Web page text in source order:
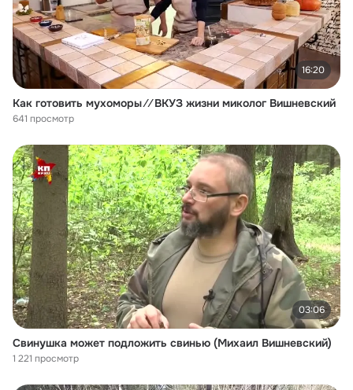
16:20
Как готовить мухоморы ⁄ ⁄ ВКУЗ жизни миколог Вишневский
641 просмотр
03:06
Свинушка может подложить свинью (Михаил Вишневский)
1 221 просмотр